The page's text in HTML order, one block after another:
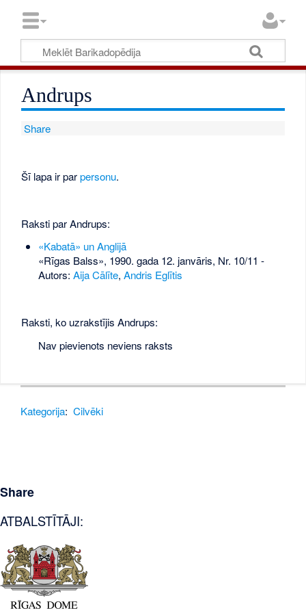
Andrups
Share
Šī lapa ir parpersonu.
Raksti par Andrups:
«Kabatā» un Anglijā
«Rīgas Balss», 1990. gada 12. janvāris, Nr. 10/11 -
Autors: Aija Cālīte, Andris Eglītis
Raksti, ko uzrakstījis Andrups:
Nav pievienots neviens raksts
Kategorija: Cilvēki
Share
ATBALSTĪTĀJI: